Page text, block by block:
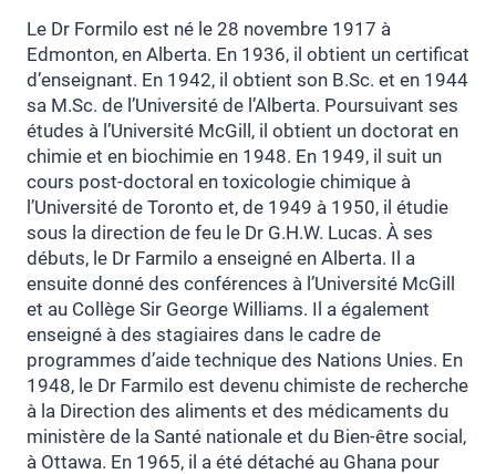
Le Dr Formilo est né le 28 novembre 1917 à
Edmonton, en Alberta. En 1936, il obtient un certificat
d’enseignant. En 1942, il obtient son B.Sc. et en 1944
sa M.Sc. de l’Université de l’Alberta. Poursuivant ses
études à l’Université McGill, il obtient un doctorat en
chimie et en biochimie en 1948. En 1949, il suit un
cours post-doctoral en toxicologie chimique à
l’Université de Toronto et, de 1949 à 1950, il étudie
sous la direction de feu le Dr G.H.W. Lucas. À ses
débuts, le Dr Farmilo a enseigné en Alberta. Il a
ensuite donné des conférences à l’Université McGill
et au Collège Sir George Williams. Il a également
enseigné à des stagiaires dans le cadre de
programmes d’aide technique des Nations Unies. En
1948, le Dr Farmilo est devenu chimiste de recherche
à la Direction des aliments et des médicaments du
ministère de la Santé nationale et du Bien-être social,
à Ottawa. En 1965, il a été détaché au Ghana pour